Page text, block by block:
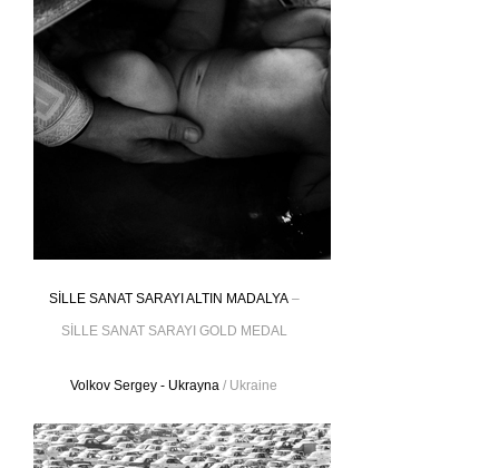
SİLLE SANAT SARAYI ALTIN MADALYA–
SİLLE SANAT SARAYI GOLD MEDAL
Volkov Sergey - Ukrayna / Ukraine